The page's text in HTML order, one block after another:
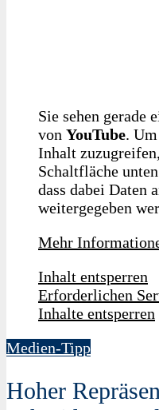
Sie sehen gerade
von YouTube.
Inhalt
Schaltfläche
dass dabei Daten
weitergegeben
Mehr
Inhalt entsperren
Erforderlichen
Inhalte entsperren
Medien-Tipp
Hoher